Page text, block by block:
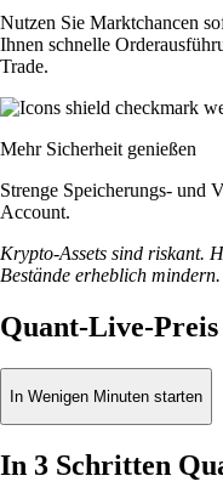
Nutzen Sie Marktchancen
Ihnen schnelle
Trade.
Mehr Sicherheit genießen
Strenge Speicherungs- und
Account.
Krypto-Assets sind riskant.
Bestände erheblich mindern.
Quant-Live-
In Wenigen Minuten starten
In 3 Schritten